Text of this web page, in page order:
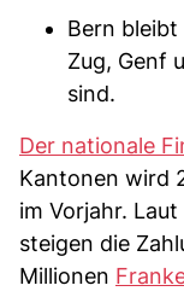
Bern
Zug, Genf
sind.
Der nationale
Kantonen wird
im Vorjahr.
steigen die
Millionen